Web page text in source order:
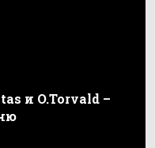
и O.Torvald –